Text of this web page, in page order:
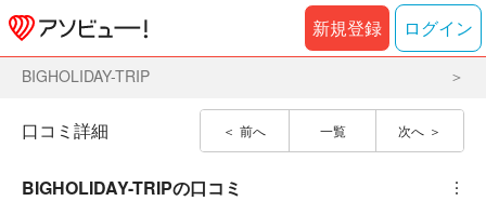
新規登録 ログイン
BIGHOLIDAY-TRIP
前へ 一覧 次へ
口コミ詳細
BIGHOLIDAY-TRIPの口コミ ︙